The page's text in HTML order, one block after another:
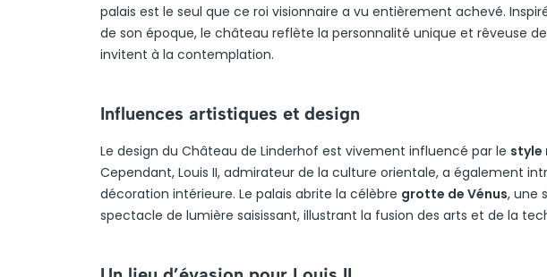
palais est le seul que ce roi visionnaire a vu entièrement achevé.
de son époque, le château reflète la personnalité unique et rêveuse
invitent à la contemplation.
Influences artistiques et design
Le design du Château de Linderhof est vivement influencé par le style
Cependant, Louis II, admirateur de la culture orientale, a également
décoration intérieure. Le palais abrite la célèbre grotte de Vénus, une
spectacle de lumière saisissant, illustrant la fusion des arts et de la